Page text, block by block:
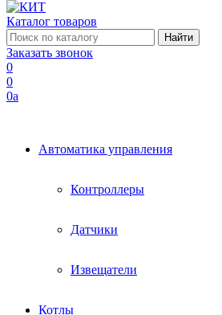
Каталог товаров
Заказать звонок
0
0
0a
Автоматика управления
Контроллеры
Датчики
Извещатели
Котлы